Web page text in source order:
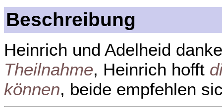
Beschreibung
Heinrich und Adelheid
Theilnahme, Heinrich hofft
können, beide empfehlen